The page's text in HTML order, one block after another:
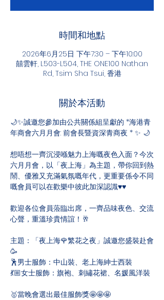
時間和地點
2026年6月25日 下午7:30 – 下午10:00
囍雲軒, L503-L504, THE ONE100 Nathan
Rd, Tsim Sha Tsui, 香港
關於本活動
🌙✨誠邀您參加由公共關係組呈獻的 *海港青
年商會六月月會: 前會長暨資深青商夜 * ✨ 🌙
想唔想一齊沉浸喺魅力上海嘅夜色入面？今次
六月月會，以「夜上海」為主題，帶你回到熱
鬧、優雅又充滿氣氛嘅年代，更重要係令不同
嘅會員可以在歡樂中彼此加深認識♥️♥️
歡迎各位會員蒞臨出席，一齊品味夜色、交流
心聲，重溫珍貴情誼！🥂
主題：「夜上海🌹繁花之夜」誠邀您盛裝赴會
🥳
🕺男士服飾：中山裝、老上海紳士西裝
💃🏼女士服飾：旗袍、刺繡花裙、名媛風洋裝
🥇當晚會選出最佳服飾獎🤩🤩🤩